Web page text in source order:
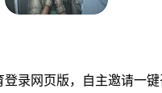
网页版，自主邀请一键